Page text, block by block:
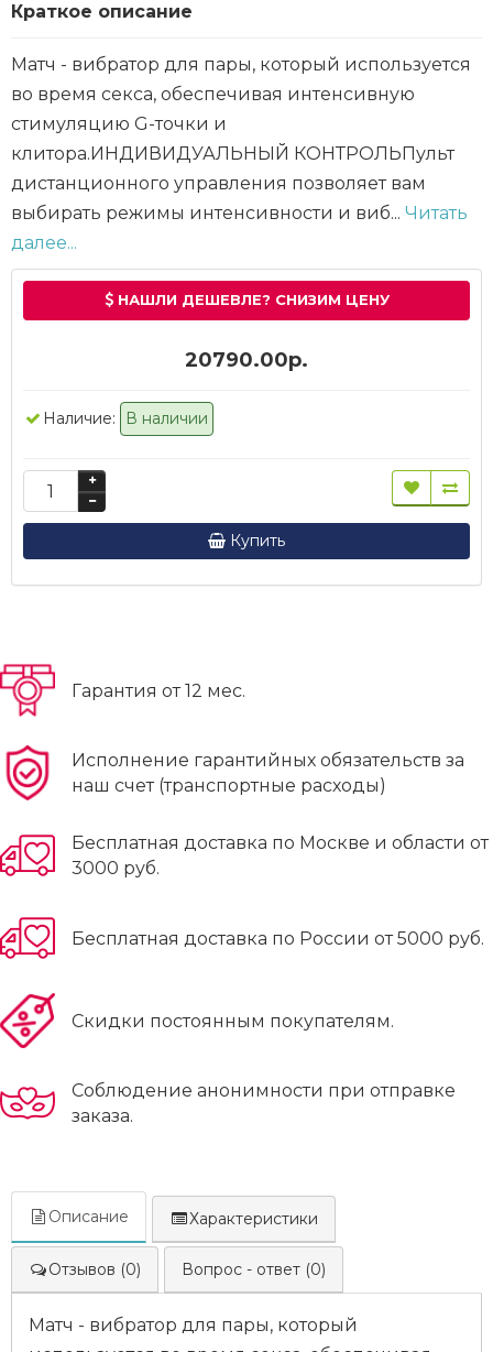
Краткое описание
Матч - вибратор для пары, который используется
во время секса, обеспечивая интенсивную
стимуляцию G-точки и
клитора.ИНДИВИДУАЛЬНЫЙ КОНТРОЛЬПульт
дистанционного управления позволяет вам
выбирать режимы интенсивности и виб... Читать
далее...
НАШЛИ ДЕШЕВЛЕ? СНИЗИМ ЦЕНУ
20790.00р.
Наличие: В наличии
Купить
Гарантия от 12 мес.
Исполнение гарантийных обязательств за
наш счет (транспортные расходы)
Бесплатная доставка по Москве и области от
3000 руб.
Бесплатная доставка по России от 5000 руб.
Скидки постоянным покупателям.
Соблюдение анонимности при отправке
заказа.
Описание Характеристики
Отзывов (0) Вопрос - ответ (0)
Матч - вибратор для пары, который